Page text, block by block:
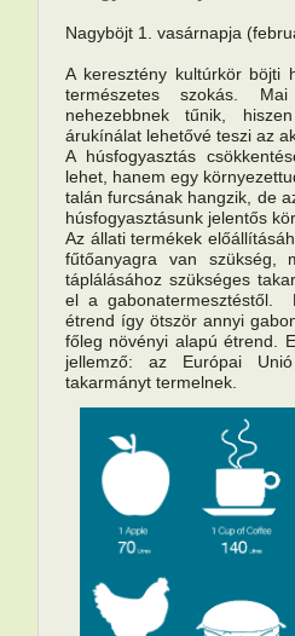
Nagyböjt 1. vasárnapja
A keresztény kultúrkör böjti
természetes szokás.
nehezebbnek tűnik,
árukínálat lehetővé teszi az
A húsfogyasztás
lehet, hanem egy
talán furcsának hangzik, de
húsfogyasztásunk jelentős
Az állati termékek
fűtőanyagra van szükség,
táplálásához szükséges
el a gabonatermesztéstől.
étrend így ötször annyi
főleg növényi alapú étrend.
jellemző: az Európai
takarmányt termelnek.